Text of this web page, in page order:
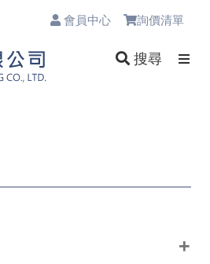
會員中心 詢價清單
搜尋